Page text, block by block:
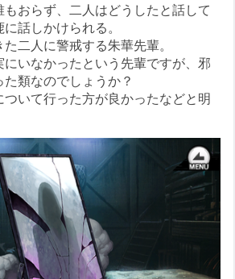
おらず、二人はどうしたと話して
話しかけられる。
二人に警戒する朱華先輩。
にいなかったという先輩ですが、邪
類なのでしょうか？
ついて行った方が良かったなどと明